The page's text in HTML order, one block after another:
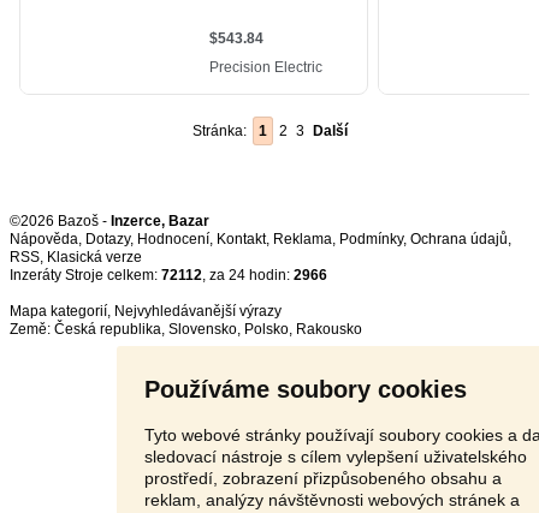
Používáme soubory cookies
Tyto webové stránky používají soubory cookies a
sledovací nástroje s cílem vylepšení uživatelského
prostředí, zobrazení přizpůsobeného obsahu a
reklam, analýzy návštěvnosti webových stránek a
Stránka: 1 2 3 Další
©2026 Bazoš - Inzerce, Bazar
Nápověda, Dotazy, Hodnocení, Kontakt, Reklama, Podmínky, Ochrana údajů,
RSS,
Inzeráty Stroje celkem: 72112, za 24 hodin: 2966
Mapa kategorií, Nejvyhledávanější výrazy
Země: Česká republika, Slovensko, Polsko, Rakousko